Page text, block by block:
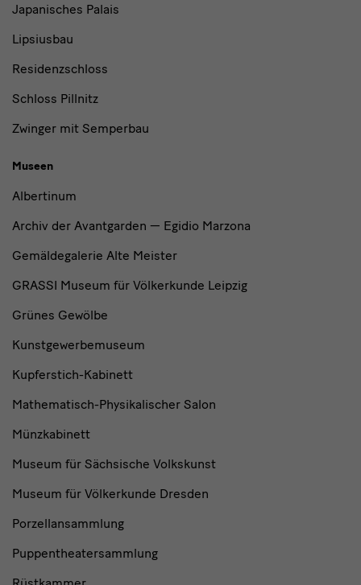
Japanisches Palais
Lipsiusbau
Residenzschloss
Schloss Pillnitz
Zwinger mit Semperbau
Museen
Albertinum
Archiv der Avantgarden — Egidio Marzona
Gemäldegalerie Alte Meister
GRASSI Museum für Völkerkunde Leipzig
Grünes Gewölbe
Kunstgewerbemuseum
Kupferstich-Kabinett
Mathematisch-Physikalischer Salon
Münzkabinett
Museum für Sächsische Volkskunst
Museum für Völkerkunde Dresden
Porzellansammlung
Puppentheatersammlung